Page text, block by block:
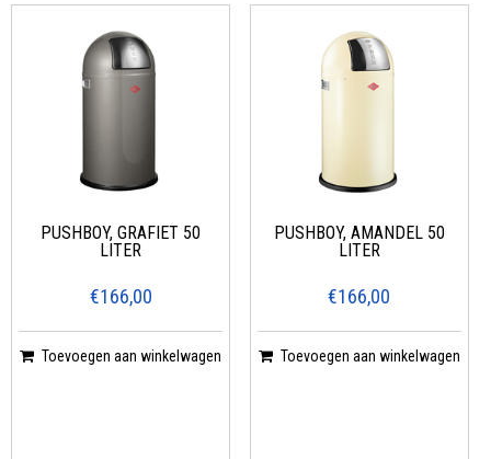
PUSHBOY, GRAFIET 50
LITER
€166,00
Toevoegen aan winkelwagen
PUSHBOY, AMANDEL 50
LITER
€166,00
Toevoegen aan winkelwagen